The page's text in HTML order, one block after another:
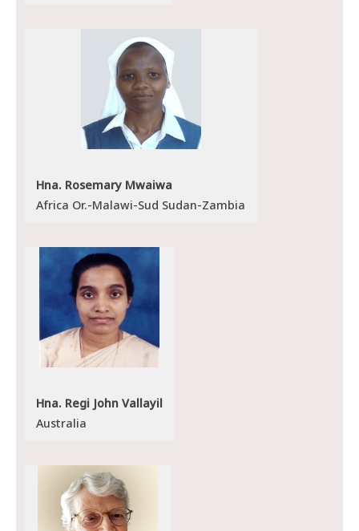
Hna. Rosemary Mwaiwa
Africa Or.-Malawi-Sud Sudan-Zambia
Hna. Regi John Vallayil
Australia